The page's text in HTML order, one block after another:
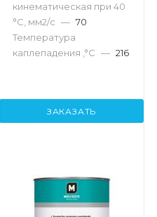
кинематическая при 40
°С, мм2/с — 70
Температура
каплепадения ,°C — 216
ЗАКАЗАТЬ